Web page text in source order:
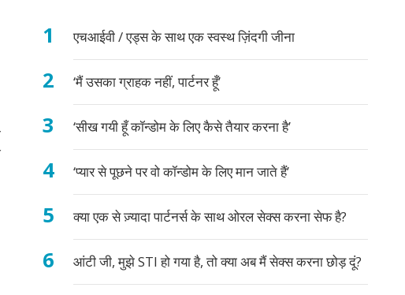
सुरक्षित,
असुरक्षित?
रोगों
बारे
कैसे
बात
एचआईवी / एड्स के साथ एक स्वस्थ ज़िंदगी जीना
‘मैं उसका ग्राहक नहीं, पार्टनर हूँ’
‘सीख गयी हूँ कॉन्डोम के लिए कैसे तैयार करना है’
‘प्यार से पूछने पर वो कॉन्डोम के लिए मान जाते हैं’
क्या एक से ज़्यादा पार्टनर्स के साथ ओरल सेक्स करना सेफ है?
आंटी जी, मुझे STI हो गया है, तो क्या अब मैं सेक्स करना छोड़ दूं?